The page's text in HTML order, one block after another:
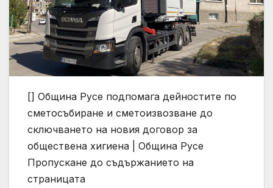
[] Община Русе подпомага дейностите по
сметосъбиране и сметоизвозване до
сключването на новия договор за
обществена хигиена | Община Русе
Пропускане до съдържанието на
страницата